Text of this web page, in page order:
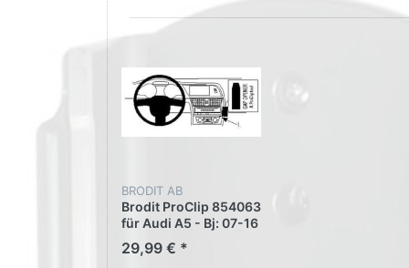
BRODIT AB
Brodit ProClip 854063
für Audi A5 - Bj: 07-16
Mittelkonsole oben
29,99 € *